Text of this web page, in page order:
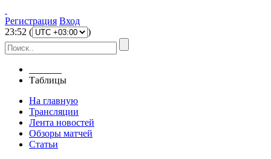
Регистрация Вход
23:52 ( )
Таблицы
На главную
Трансляции
Лента новостей
Обзоры матчей
Статьи